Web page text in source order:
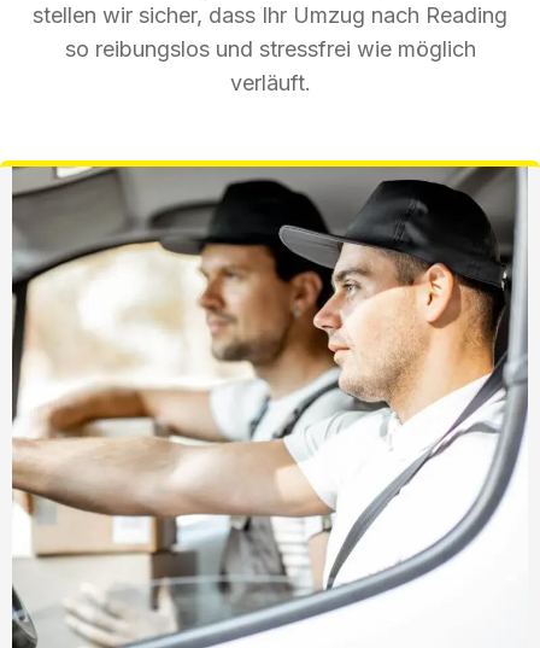
stellen wir sicher, dass Ihr Umzug nach Reading
so reibungslos und stressfrei wie möglich
verläuft.